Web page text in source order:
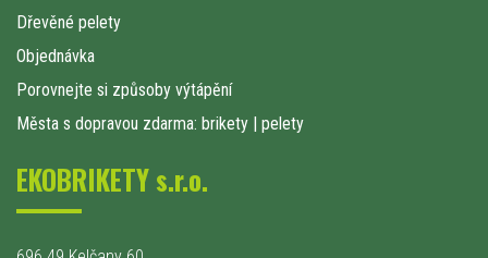
Dřevěné pelety
Objednávka
Porovnejte si způsoby výtápění
Města s dopravou zdarma: brikety | pelety
EKOBRIKETY s.r.o.